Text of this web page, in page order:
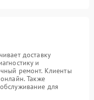
доставку
и
ремонт. Клиенты
Также
для